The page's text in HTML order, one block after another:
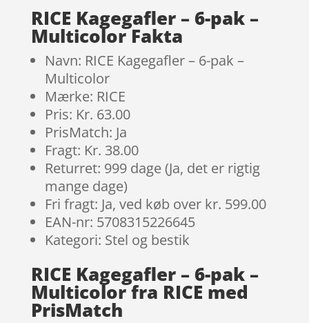
RICE Kagegafler – 6-pak –
Multicolor Fakta
Navn: RICE Kagegafler – 6-pak –
Multicolor
Mærke: RICE
Pris: Kr. 63.00
PrisMatch: Ja
Fragt: Kr. 38.00
Returret: 999 dage (Ja, det er rigtig
mange dage)
Fri fragt: Ja, ved køb over kr. 599.00
EAN-nr: 5708315226645
Kategori: Stel og bestik
RICE Kagegafler – 6-pak –
Multicolor fra RICE med
PrisMatch